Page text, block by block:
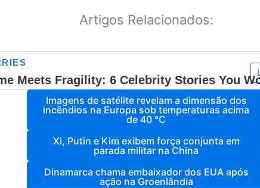
Artigos Relacionados:
Imagens de satélite revelam a dimensão dos
incêndios na Europa sob temperaturas acima
de 40 °C
Xi, Putin e Kim exibem força conjunta em
parada militar na China
Dinamarca chama embaixador dos EUA após
ação na Groenlândia